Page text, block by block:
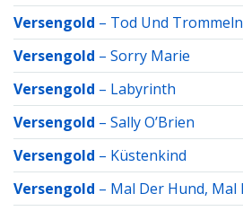
Versengold – Tod Und Trommeln
Versengold – Sorry Marie
Versengold – Labyrinth
Versengold – Sally O’Brien
Versengold – Küstenkind
Versengold – Mal Der Hund, Mal